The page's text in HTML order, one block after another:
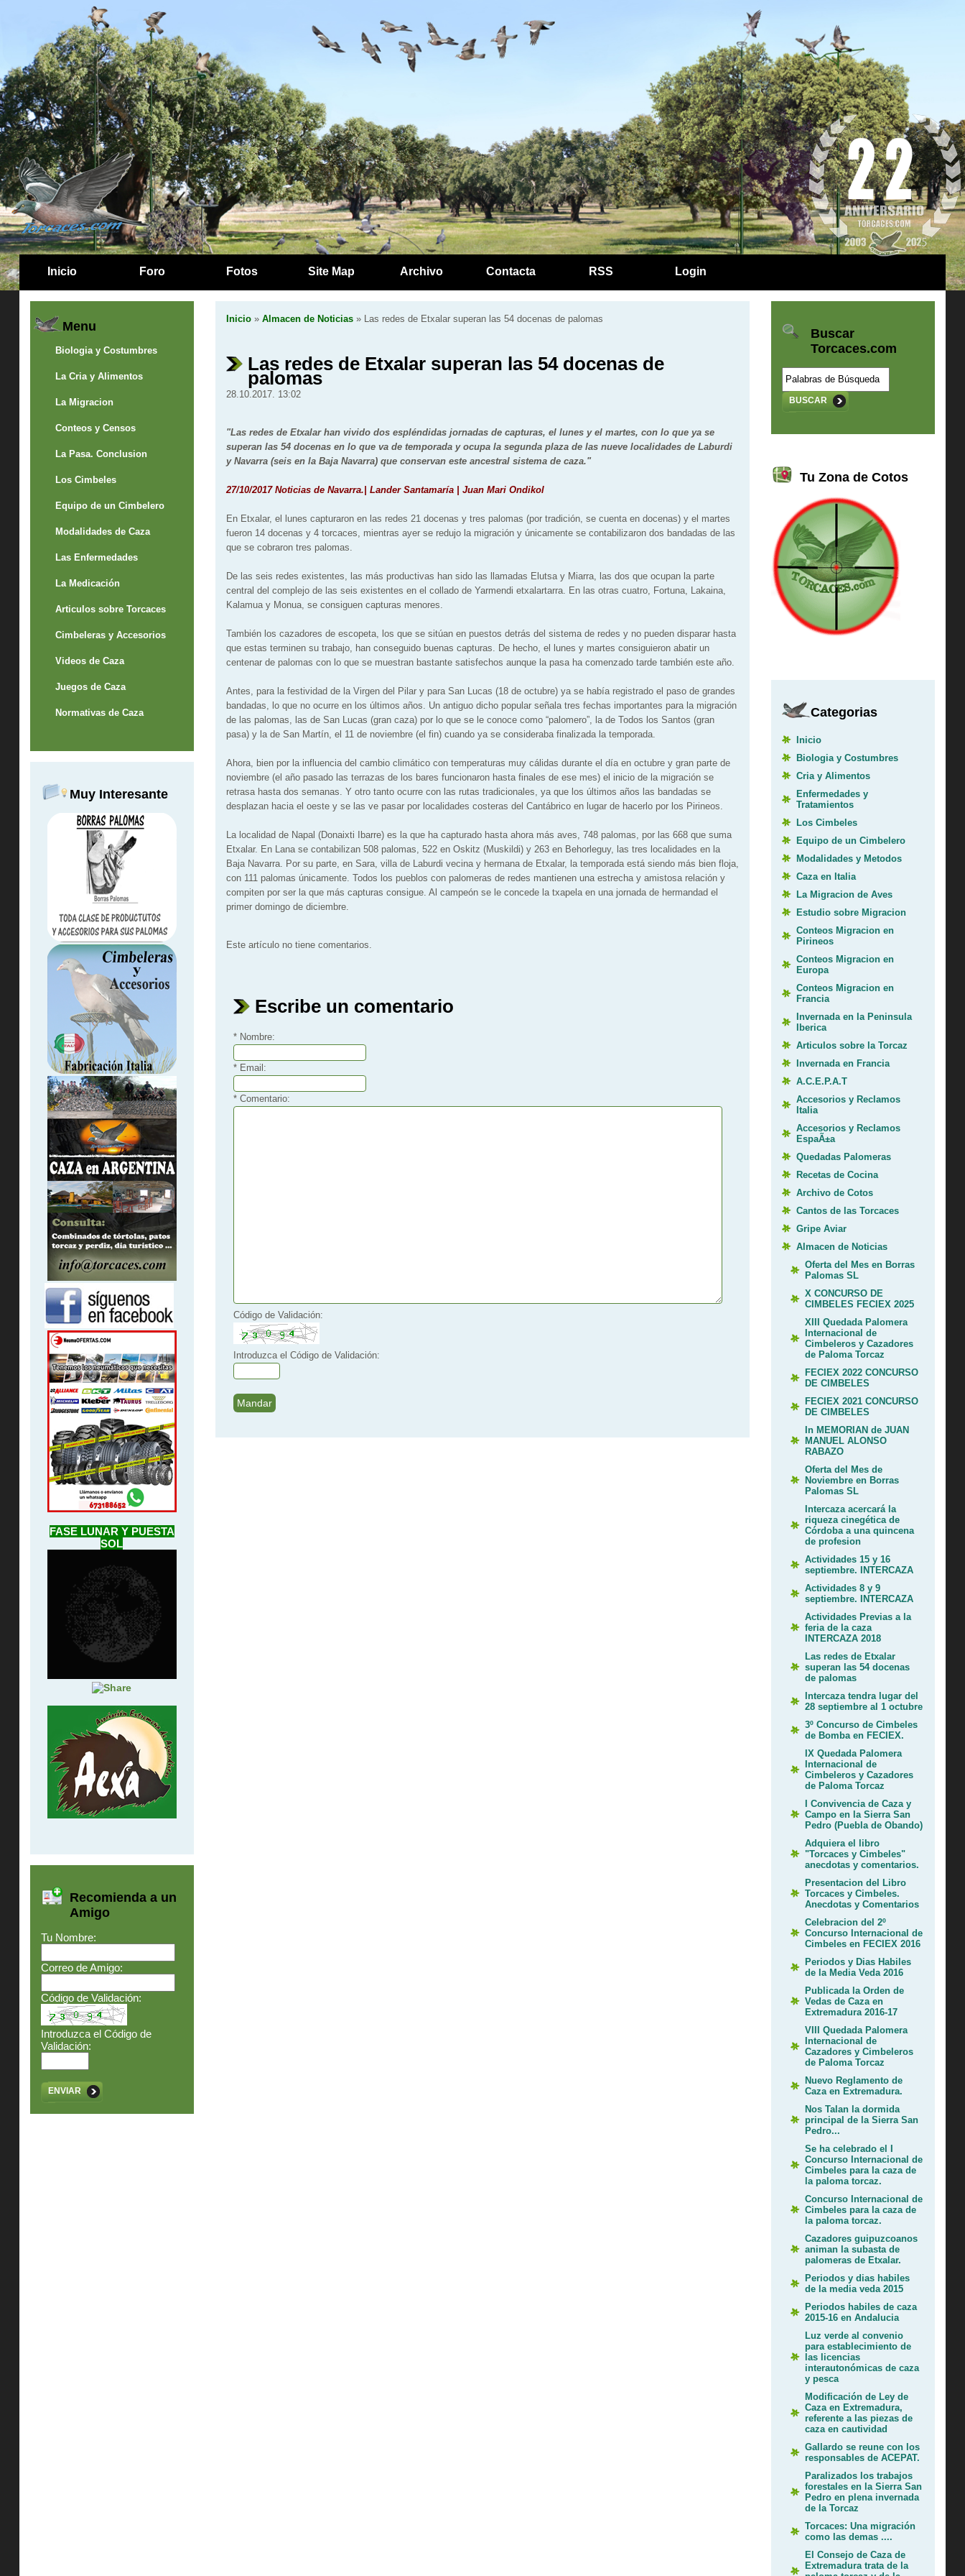
Inicio Foro Fotos Site Map Archivo Contacta RSS Login
Menu
Biologia y Costumbres
La Cria y Alimentos
La Migracion
Conteos y Censos
La Pasa. Conclusion
Los Cimbeles
Equipo de un Cimbelero
Modalidades de Caza
Las Enfermedades
La Medicación
Articulos sobre Torcaces
Cimbeleras y Accesorios
Videos de Caza
Juegos de Caza
Normativas de Caza
Muy Interesante
FASE LUNAR Y PUESTA
SOL
Recomienda a un
Amigo
Tu Nombre:
Correo de Amigo:
Código de Validación:
Introduzca el Código de
Validación:
ENVIAR
Inicio» Almacen de Noticias» Las redes de Etxalar superan las 54 docenas de palomas
Las redes de Etxalar superan las 54 docenas de
palomas
28.10.2017. 13:02
"Las redes de Etxalar han vivido dos espléndidas jornadas de capturas, el lunes y el martes, con lo que ya se
superan las 54 docenas en lo que va de temporada y ocupa la segunda plaza de las nueve localidades de Laburdi
y Navarra (seis en la Baja Navarra) que conservan este ancestral sistema de caza."
27/10/2017 Noticias de Navarra.| Lander Santamaría | Juan Mari Ondikol
En Etxalar, el lunes capturaron en las redes 21 docenas y tres palomas (por tradición, se cuenta en docenas) y el martes
fueron 14 docenas y 4 torcaces, mientras ayer se redujo la migración y únicamente se contabilizaron dos bandadas de las
que se cobraron tres palomas.
De las seis redes existentes, las más productivas han sido las llamadas Elutsa y Miarra, las dos que ocupan la parte
central del complejo de las seis existentes en el collado de Yarmendi etxalartarra. En las otras cuatro, Fortuna, Lakaina,
Kalamua y Monua, se consiguen capturas menores.
También los cazadores de escopeta, los que se sitúan en puestos detrás del sistema de redes y no pueden disparar hasta
que estas terminen su trabajo, han conseguido buenas capturas. De hecho, el lunes y martes consiguieron abatir un
centenar de palomas con lo que se muestran bastante satisfechos aunque la pasa ha comenzado tarde también este año.
Antes, para la festividad de la Virgen del Pilar y para San Lucas (18 de octubre) ya se había registrado el paso de grandes
bandadas, lo que no ocurre en los últimos años. Un antiguo dicho popular señala tres fechas importantes para la migración
de las palomas, las de San Lucas (gran caza) por lo que se le conoce como “palomero”, la de Todos los Santos (gran
pasa) y la de San Martín, el 11 de noviembre (el fin) cuando ya se consideraba finalizada la temporada.
Ahora, bien por la influencia del cambio climático con temperaturas muy cálidas durante el día en octubre y gran parte de
noviembre (el año pasado las terrazas de los bares funcionaron hasta finales de ese mes) el inicio de la migración se
retrasa hasta dos semanas. Y otro tanto ocurre con las rutas tradicionales, ya que los últimos años las bandadas se
desplazan hacia el oeste y se las ve pasar por localidades costeras del Cantábrico en lugar de hacerlo por los Pirineos.
La localidad de Napal (Donaixti Ibarre) es la que ha capturado hasta ahora más aves, 748 palomas, por las 668 que suma
Etxalar. En Lana se contabilizan 508 palomas, 522 en Oskitz (Muskildi) y 263 en Behorleguy, las tres localidades en la
Baja Navarra. Por su parte, en Sara, villa de Laburdi vecina y hermana de Etxalar, la temporada está siendo más bien floja,
con 111 palomas únicamente. Todos los pueblos con palomeras de redes mantienen una estrecha y amistosa relación y
compiten por ser la que más capturas consigue. Al campeón se le concede la txapela en una jornada de hermandad el
primer domingo de diciembre.
Este artículo no tiene comentarios.
Escribe un comentario
* Nombre:
* Email:
* Comentario:
Código de Validación:
Introduzca el Código de Validación:
Buscar
Torcaces.com
BUSCAR
Tu Zona de Cotos
Categorias
Inicio
Biologia y Costumbres
Cria y Alimentos
Enfermedades y
Tratamientos
Los Cimbeles
Equipo de un Cimbelero
Modalidades y Metodos
Caza en Italia
La Migracion de Aves
Estudio sobre Migracion
Conteos Migracion en
Pirineos
Conteos Migracion en
Europa
Conteos Migracion en
Francia
Invernada en la Peninsula
Iberica
Articulos sobre la Torcaz
Invernada en Francia
A.C.E.P.A.T
Accesorios y Reclamos
Italia
Accesorios y Reclamos
EspaÃ±a
Quedadas Palomeras
Recetas de Cocina
Archivo de Cotos
Cantos de las Torcaces
Gripe Aviar
Almacen de Noticias
Oferta del Mes en Borras
Palomas SL
X CONCURSO DE
CIMBELES FECIEX 2025
XIII Quedada Palomera
Internacional de
Cimbeleros y Cazadores
de Paloma Torcaz
FECIEX 2022 CONCURSO
DE CIMBELES
FECIEX 2021 CONCURSO
DE CIMBELES
In MEMORIAN de JUAN
MANUEL ALONSO
RABAZO
Oferta del Mes de
Noviembre en Borras
Palomas SL
Intercaza acercará la
riqueza cinegética de
Córdoba a una quincena
de profesion
Actividades 15 y 16
septiembre. INTERCAZA
Actividades 8 y 9
septiembre. INTERCAZA
Actividades Previas a la
feria de la caza
INTERCAZA 2018
Las redes de Etxalar
superan las 54 docenas
de palomas
Intercaza tendra lugar del
28 septiembre al 1 octubre
3º Concurso de Cimbeles
de Bomba en FECIEX.
IX Quedada Palomera
Internacional de
Cimbeleros y Cazadores
de Paloma Torcaz
I Convivencia de Caza y
Campo en la Sierra San
Pedro (Puebla de Obando)
Adquiera el libro
"Torcaces y Cimbeles"
anecdotas y comentarios.
Presentacion del Libro
Torcaces y Cimbeles.
Anecdotas y Comentarios
Celebracion del 2º
Concurso Internacional de
Cimbeles en FECIEX 2016
Periodos y Dias Habiles
de la Media Veda 2016
Publicada la Orden de
Vedas de Caza en
Extremadura 2016-17
VIII Quedada Palomera
Internacional de
Cazadores y Cimbeleros
de Paloma Torcaz
Nuevo Reglamento de
Caza en Extremadura.
Nos Talan la dormida
principal de la Sierra San
Pedro...
Se ha celebrado el I
Concurso Internacional de
Cimbeles para la caza de
la paloma torcaz.
Concurso Internacional de
Cimbeles para la caza de
la paloma torcaz.
Cazadores guipuzcoanos
animan la subasta de
palomeras de Etxalar.
Periodos y dias habiles
de la media veda 2015
Periodos habiles de caza
2015-16 en Andalucia
Luz verde al convenio
para establecimiento de
las licencias
interautonómicas de caza
y pesca
Modificación de Ley de
Caza en Extremadura,
referente a las piezas de
caza en cautividad
Gallardo se reune con los
responsables de ACEPAT.
Paralizados los trabajos
forestales en la Sierra San
Pedro en plena invernada
de la Torcaz
Torcaces: Una migración
como las demas ....
El Consejo de Caza de
Extremadura trata de la